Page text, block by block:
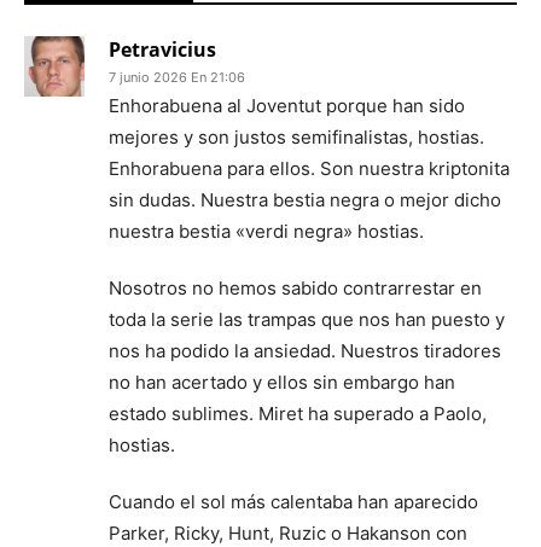
Petravicius
7 junio 2026 En 21:06
Enhorabuena al Joventut porque han sido
mejores y son justos semifinalistas, hostias.
Enhorabuena para ellos. Son nuestra kriptonita
sin dudas. Nuestra bestia negra o mejor dicho
nuestra bestia «verdi negra» hostias.
Nosotros no hemos sabido contrarrestar en
toda la serie las trampas que nos han puesto y
nos ha podido la ansiedad. Nuestros tiradores
no han acertado y ellos sin embargo han
estado sublimes. Miret ha superado a Paolo,
hostias.
Cuando el sol más calentaba han aparecido
Parker, Ricky, Hunt, Ruzic o Hakanson con